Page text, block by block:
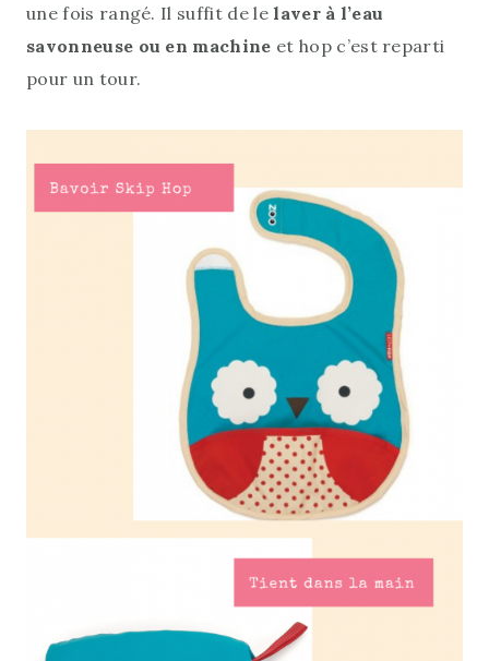
une fois rangé. Il suffit de le laver à l’eau
savonneuse ou en machine et hop c’est reparti
pour un tour.